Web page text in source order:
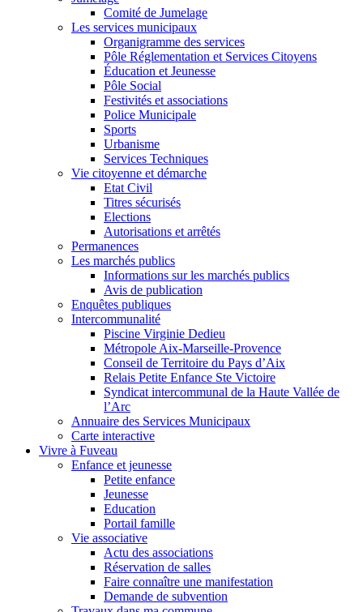
Comité de Jumelage
Les services municipaux
Organigramme des services
Pôle Réglementation et Services Citoyens
Éducation et Jeunesse
Pôle Social
Festivités et associations
Police Municipale
Sports
Urbanisme
Services Techniques
Vie citoyenne et démarche
Etat Civil
Titres sécurisés
Elections
Autorisations et arrêtés
Permanences
Les marchés publics
Informations sur les marchés publics
Avis de publication
Enquêtes publiques
Intercommunalité
Piscine Virginie Dedieu
Métropole Aix-Marseille-Provence
Conseil de Territoire du Pays d’Aix
Relais Petite Enfance Ste Victoire
Syndicat intercommunal de la Haute Vallée de
l’Arc
Annuaire des Services Municipaux
Carte interactive
Vivre à Fuveau
Enfance et jeunesse
Petite enfance
Jeunesse
Education
Portail famille
Vie associative
Actu des associations
Réservation de salles
Faire connaître une manifestation
Demande de subvention